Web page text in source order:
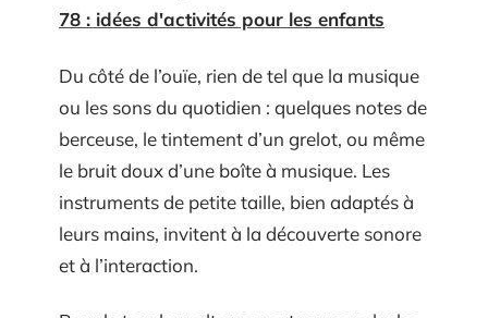
78 : idées d'activités pour les enfants
Du côté de l’ouïe, rien de tel que la musique
ou les sons du quotidien : quelques notes de
berceuse, le tintement d’un grelot, ou même
le bruit doux d’une boîte à musique. Les
instruments de petite taille, bien adaptés à
leurs mains, invitent à la découverte sonore
et à l’interaction.